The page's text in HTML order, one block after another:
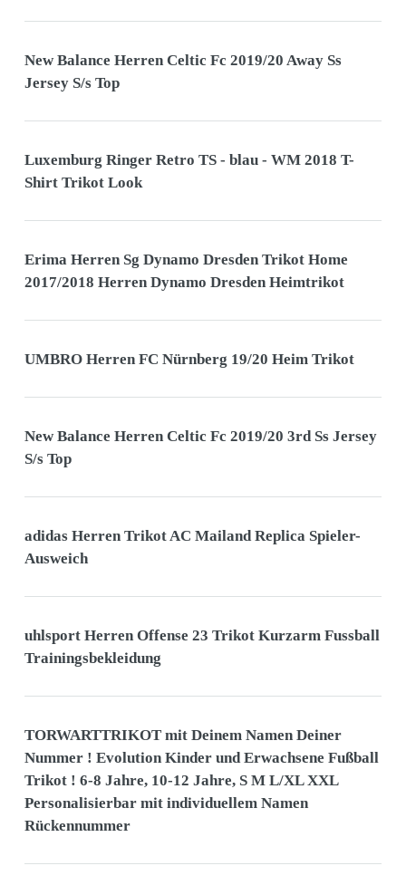
New Balance Herren Celtic Fc 2019/20 Away Ss
Jersey S/s Top
Luxemburg Ringer Retro TS - blau - WM 2018 T-
Shirt Trikot Look
Erima Herren Sg Dynamo Dresden Trikot Home
2017/2018 Herren Dynamo Dresden Heimtrikot
UMBRO Herren FC Nürnberg 19/20 Heim Trikot
New Balance Herren Celtic Fc 2019/20 3rd Ss Jersey
S/s Top
adidas Herren Trikot AC Mailand Replica Spieler-
Ausweich
uhlsport Herren Offense 23 Trikot Kurzarm Fussball
Trainingsbekleidung
TORWARTTRIKOT mit Deinem Namen Deiner
Nummer ! Evolution Kinder und Erwachsene Fußball
Trikot ! 6-8 Jahre, 10-12 Jahre, S M L/XL XXL
Personalisierbar mit individuellem Namen
Rückennummer